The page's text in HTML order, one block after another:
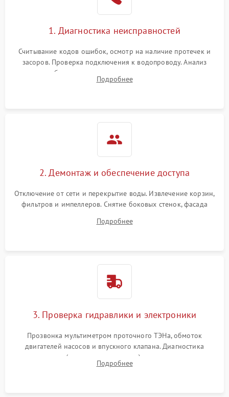
циркуляционным насосом
2100 ₽ Подробнее →
1. Диагностика неисправностей
Считывание кодов ошибок, осмотр на наличие протечек и
засоров. Проверка подключения к водопроводу. Анализ
жалоб на отсутствие слива, нагрева, вращения
разбрызгивателей или срабатывание системы защиты
Подробнее
2. Демонтаж и обеспечение доступа
Отключение от сети и перекрытие воды. Извлечение корзин,
фильтров и импеллеров. Снятие боковых стенок, фасада
циркуляционному насосу, ТЭНу и сливной помпе.
Подробнее
3. Проверка гидравлики и электроники
Прозвонка мультиметром проточного ТЭНа, обмоток
двигателей насосов и впускного клапана. Диагностика
прессостата (датчика уровня воды), датчика мутности,
концевика дверцы и электронного модуля управления.
Подробнее